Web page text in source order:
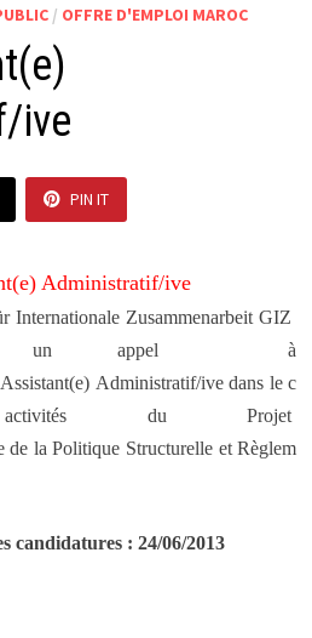
/ OFFRE D'EMPLOI MAROC
ive
PIN IT
Administratif/ive
Internationale Zusammenarbeit GIZ
un appel à
Administratif/ive dans le c
du Projet
la Politique Structurelle et Règlem
candidatures : 24/06/2013